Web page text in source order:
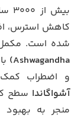
کاهش استرس،
شده است.
Ashwagandha)
و اضطراب
آشواگاندا
منجر به